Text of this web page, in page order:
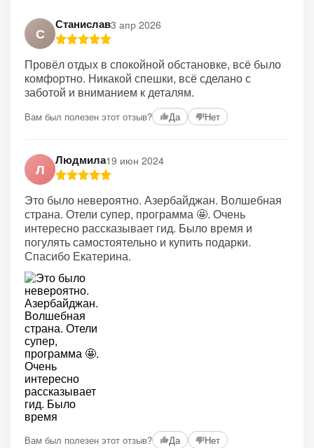
С
Станислав3 апр 2026
Провёл отдых в спокойной обстановке, всё было
комфортно. Никакой спешки, всё сделано с
заботой и вниманием к деталям.
Вам был полезен этот отзыв? Да Нет
Л
Людмила19 июн 2024
Это было невероятно. Азербайджан. Волшебная
страна. Отели супер, программа 🤩. Очень
интересно рассказывает гид. Было время и
погулять самостоятельно и купить подарки.
Спасибо Екатерина.
Вам был полезен этот отзыв? Да Нет